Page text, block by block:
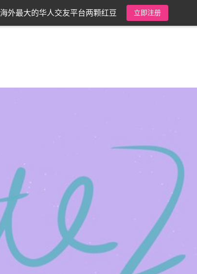
海外最大的华人交友平台两颗红豆 立即注册